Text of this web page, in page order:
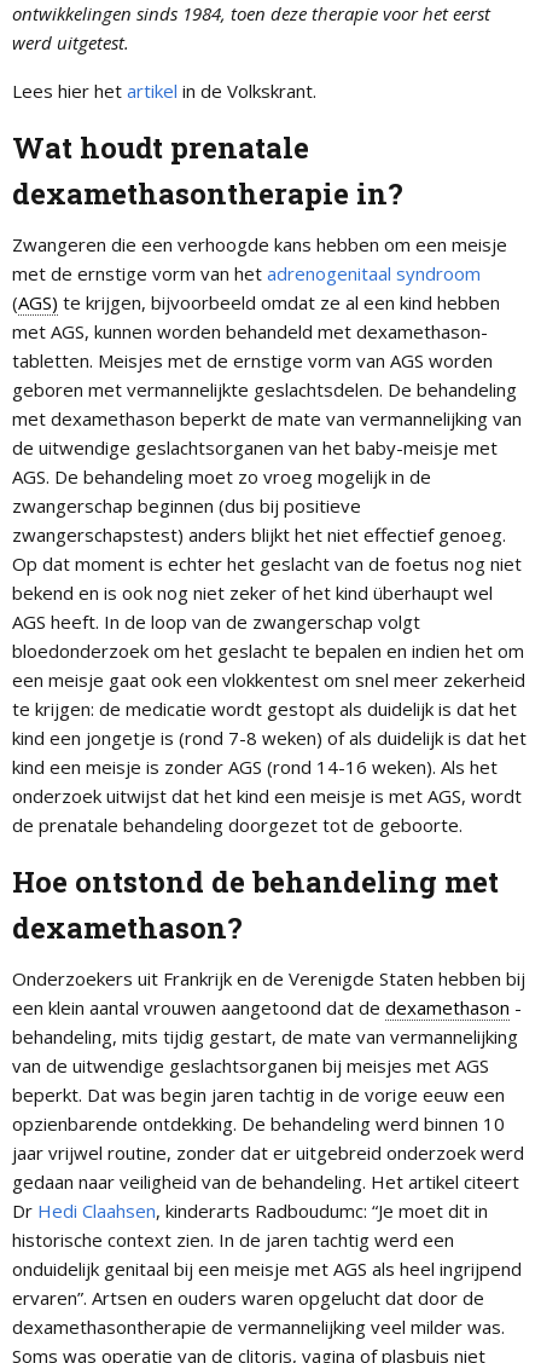
ontwikkelingen sinds 1984, toen deze therapie voor het eerst
werd uitgetest.
Lees hier het artikel in de Volkskrant.
Wat houdt prenatale
dexamethasontherapie in?
Zwangeren die een verhoogde kans hebben om een meisje
met de ernstige vorm van het adrenogenitaal syndroom
(AGS) te krijgen, bijvoorbeeld omdat ze al een kind hebben
met AGS, kunnen worden behandeld met dexamethason-
tabletten. Meisjes met de ernstige vorm van AGS worden
geboren met vermannelijkte geslachtsdelen. De behandeling
met dexamethason beperkt de mate van vermannelijking van
de uitwendige geslachtsorganen van het baby-meisje met
AGS. De behandeling moet zo vroeg mogelijk in de
zwangerschap beginnen (dus bij positieve
zwangerschapstest) anders blijkt het niet effectief genoeg.
Op dat moment is echter het geslacht van de foetus nog niet
bekend en is ook nog niet zeker of het kind überhaupt wel
AGS heeft. In de loop van de zwangerschap volgt
bloedonderzoek om het geslacht te bepalen en indien het om
een meisje gaat ook een vlokkentest om snel meer zekerheid
te krijgen: de medicatie wordt gestopt als duidelijk is dat het
kind een jongetje is (rond 7-8 weken) of als duidelijk is dat het
kind een meisje is zonder AGS (rond 14-16 weken). Als het
onderzoek uitwijst dat het kind een meisje is met AGS, wordt
de prenatale behandeling doorgezet tot de geboorte.
Hoe ontstond de behandeling met
dexamethason?
Onderzoekers uit Frankrijk en de Verenigde Staten hebben bij
een klein aantal vrouwen aangetoond dat de dexamethason -
behandeling, mits tijdig gestart, de mate van vermannelijking
van de uitwendige geslachtsorganen bij meisjes met AGS
beperkt. Dat was begin jaren tachtig in de vorige eeuw een
opzienbarende ontdekking. De behandeling werd binnen 10
jaar vrijwel routine, zonder dat er uitgebreid onderzoek werd
gedaan naar veiligheid van de behandeling. Het artikel citeert
Dr Hedi Claahsen, kinderarts Radboudumc: “Je moet dit in
historische context zien. In de jaren tachtig werd een
onduidelijk genitaal bij een meisje met AGS als heel ingrijpend
ervaren”. Artsen en ouders waren opgelucht dat door de
dexamethasontherapie de vermannelijking veel milder was.
Soms was operatie van de clitoris, vagina of plasbuis niet